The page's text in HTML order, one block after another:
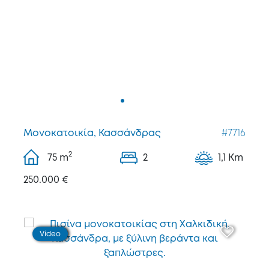
Μονοκατοικία, Κασσάνδρας #7716
75 m2 2 1,1 Km
250.000 €
Video